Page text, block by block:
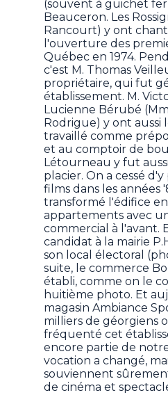
(souvent à guichet
Beauceron. Les
Rancourt) y ont
l'ouverture des
Québec en 1974.
c'est M. Thomas
propriétaire, qui fut
établissement. M.
Lucienne Bérubé
Rodrigue) y ont aussi
travaillé comme
et au comptoir de
Létourneau y fut
placier. On a cessé
films dans les années
transformé l'édifice
appartements avec
commercial à l'avant.
candidat à la mairie
son local électoral
suite, le commerce
établi, comme on le
huitième photo. Et
magasin Ambiance
milliers de géorgiens
fréquenté cet
encore partie de
vocation a changé,
souviennent
de cinéma et